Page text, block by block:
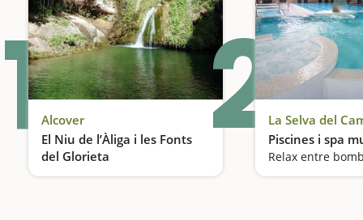
1Alcover
El Niu de l’Àliga i les Fonts
del Glorieta
Una de les piscines naturals més conegudes
2La Selva del
Piscines i spa
Relax entre